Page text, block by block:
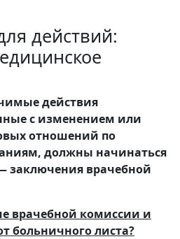
действий:
действия
с изменением или
отношений по
должны начинаться
заключения врачебной
врачебной комиссии и
больничного листа?